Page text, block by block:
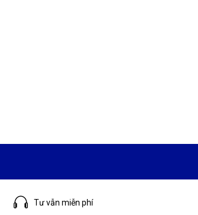
Tư vẫn miễn phí